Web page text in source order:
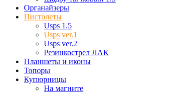
Органайзеры
Пистолеты
Usps 1.5
Usps ver.1
Usps ver.2
Резинкострел ЛАК
Планшеты и иконы
Топоры
Купюрницы
На магните